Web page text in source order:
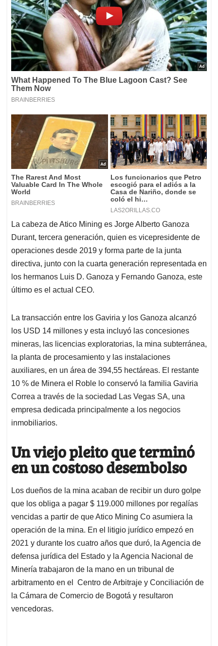
La cabeza de Atico Mining es Jorge Alberto Ganoza
Durant, tercera generación, quien es vicepresidente de
operaciones desde 2019 y forma parte de la junta
directiva, junto con la cuarta generación representada en
los hermanos Luis D. Ganoza y Fernando Ganoza, este
último es el actual CEO.
La transacción entre los Gaviria y los Ganoza alcanzó
los USD 14 millones y esta incluyó las concesiones
mineras, las licencias exploratorias, la mina subterránea,
la planta de procesamiento y las instalaciones
auxiliares, en un área de 394,55 hectáreas. El restante
10 % de Minera el Roble lo conservó la familia Gaviria
Correa a través de la sociedad Las Vegas SA, una
empresa dedicada principalmente a los negocios
inmobiliarios.
Un viejo pleito que terminó
en un costoso desembolso
Los dueños de la mina acaban de recibir un duro golpe
que los obliga a pagar $ 119.000 millones por regalías
vencidas a partir de que Atico Mining Co asumiera la
operación de la mina. En el litigio jurídico empezó en
2021 y durante los cuatro años que duró, la Agencia de
defensa jurídica del Estado y la Agencia Nacional de
Minería trabajaron de la mano en un tribunal de
arbitramento en el Centro de Arbitraje y Conciliación de
la Cámara de Comercio de Bogotá y resultaron
vencedoras.